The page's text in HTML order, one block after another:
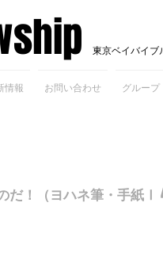
東京ベイバイブ
情報 お問い合わせ グループ
！（ヨハネ筆・手紙Ⅰ 4